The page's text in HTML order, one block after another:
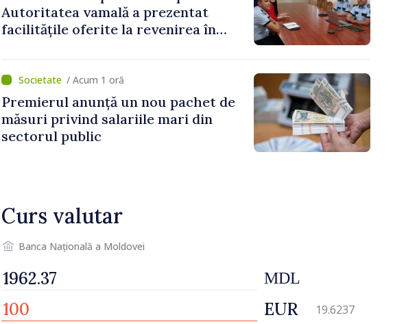
Autoritatea vamală a prezentat
facilitățile oferite la revenirea în
/ Acum 1 oră
Premierul anunță un nou pachet de
măsuri privind salariile mari din
sectorul public
Curs valutar
Banca Națională a Moldovei
MDL
EUR 19.6237